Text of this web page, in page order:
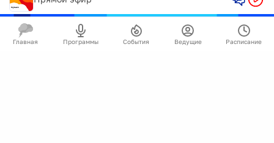
Главная Программы События Ведущие Расписание